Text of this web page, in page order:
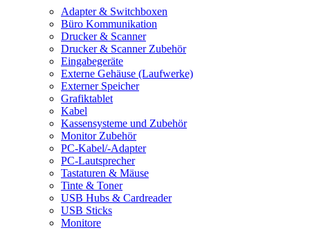
Adapter & Switchboxen
Büro Kommunikation
Drucker & Scanner
Drucker & Scanner Zubehör
Eingabegeräte
Externe Gehäuse (Laufwerke)
Externer Speicher
Grafiktablet
Kabel
Kassensysteme und Zubehör
Monitor Zubehör
PC-Kabel/-Adapter
PC-Lautsprecher
Tastaturen & Mäuse
Tinte & Toner
USB Hubs & Cardreader
USB Sticks
Monitore